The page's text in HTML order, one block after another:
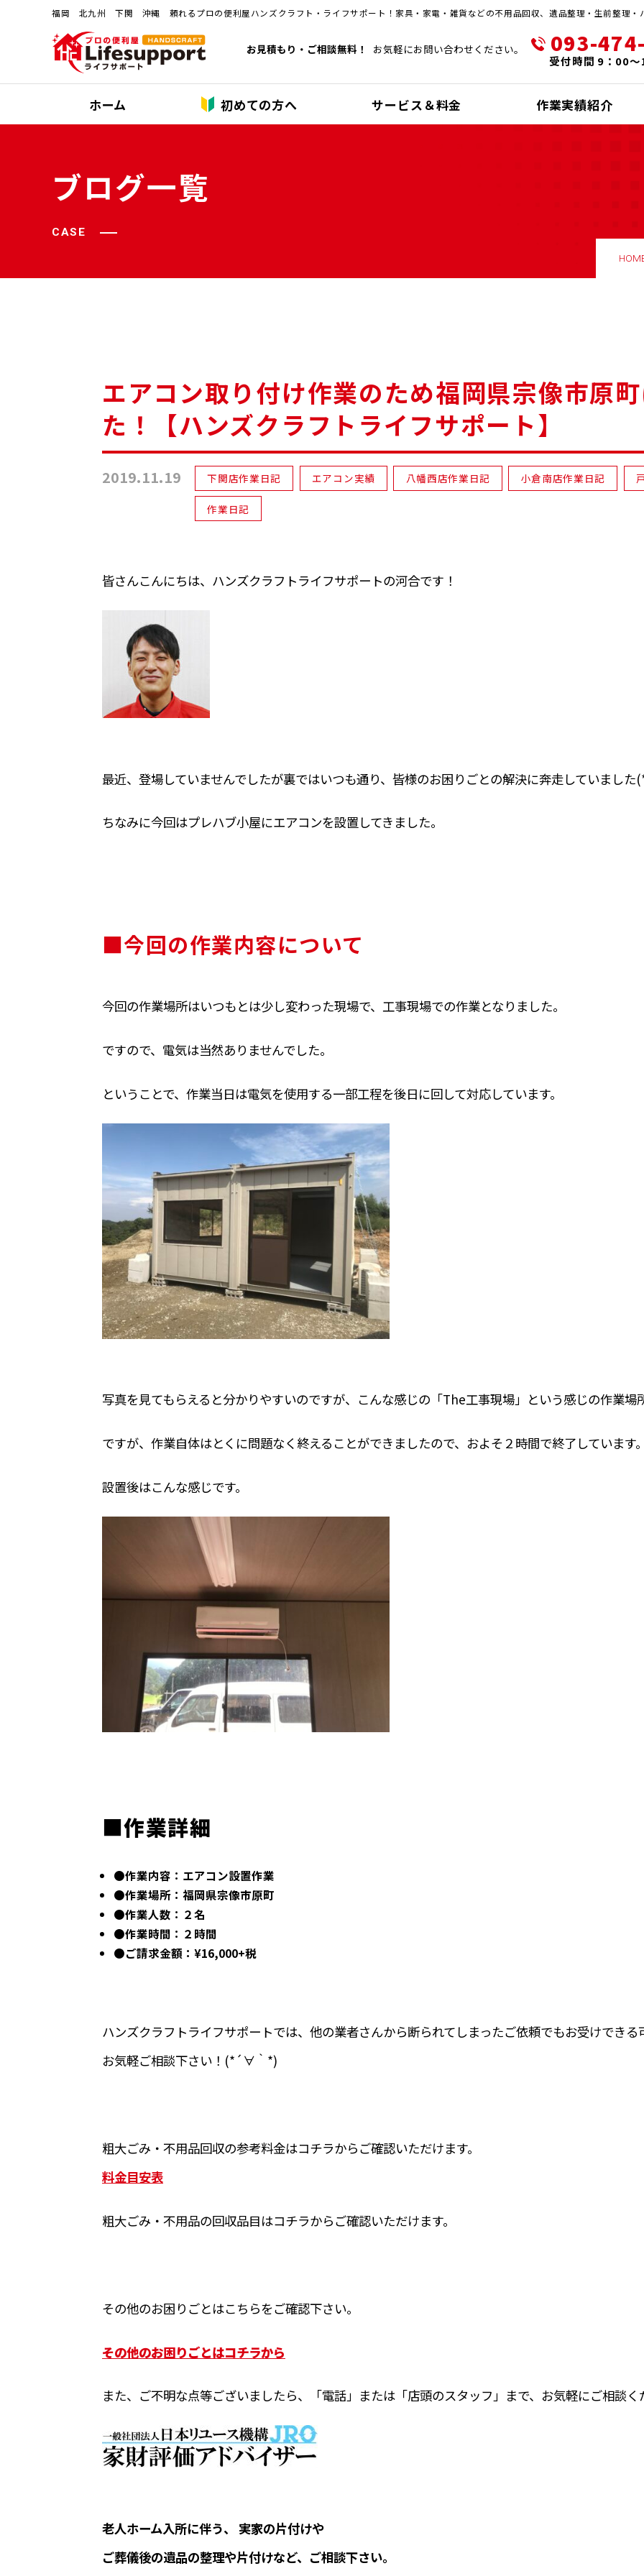
福岡 北九州 下関 沖縄 頼れるプロの便利屋ハンズクラフト・ライフサポート！家具・家電・雑貨などの不用品回収、遺品整理・生前整理・
お見積もり・ご相談無料！ お気軽にお問い合わせください。 093-
受付時間 9：00
ホーム 初めての方へ サービス＆料金 作業実績紹介
ブログ一覧
CASE
エアコン取り付け作業のため福岡県宗像市原
た！【ハンズクラフトライフサポート】
2019.11.19 下関店作業日記 エアコン実績 八幡西店作業日記 小倉南店作業日記
作業日記
皆さんこんにちは、ハンズクラフトライフサポートの河合です！
最近、登場していませんでしたが裏ではいつも通り、皆様のお困りごとの解決に奔走していまし
ちなみに今回はプレハブ小屋にエアコンを設置してきました。
■今回の作業内容について
今回の作業場所はいつもとは少し変わった現場で、工事現場での作業となりました。
ですので、電気は当然ありませんでした。
ということで、作業当日は電気を使用する一部工程を後日に回して対応しています。
写真を見てもらえると分かりやすいのですが、こんな感じの「The工事現場」という感じの作業場
ですが、作業自体はとくに問題なく終えることができましたので、およそ２時間で終了しています
設置後はこんな感じです。
■作業詳細
●作業内容：エアコン設置作業
●作業場所：福岡県宗像市原町
●作業人数：２名
●作業時間：２時間
●ご請求金額：¥16,000+税
ハンズクラフトライフサポートでは、他の業者さんから断られてしまったご依頼でもお受けでき
お気軽ご相談下さい！(*´∀｀*)
粗大ごみ・不用品回収の参考料金はコチラからご確認いただけます。
料金目安表
粗大ごみ・不用品の回収品目はコチラからご確認いただけます。
その他のお困りごとはこちらをご確認下さい。
その他のお困りごとはコチラから
また、ご不明な点等ございましたら、「電話」または「店頭のスタッフ」まで、お気軽にご相談く
老人ホーム入所に伴う、 実家の片付けや
ご葬儀後の遺品の整理や片付けなど、ご相談下さい。